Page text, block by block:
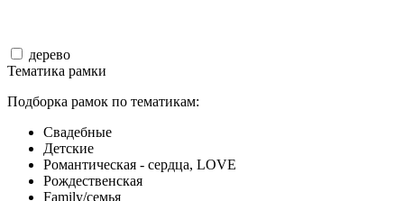
дерево
Тематика рамки
Подборка рамок по тематикам:
Свадебные
Детские
Романтическая - сердца, LOVE
Рождественская
Family/семья